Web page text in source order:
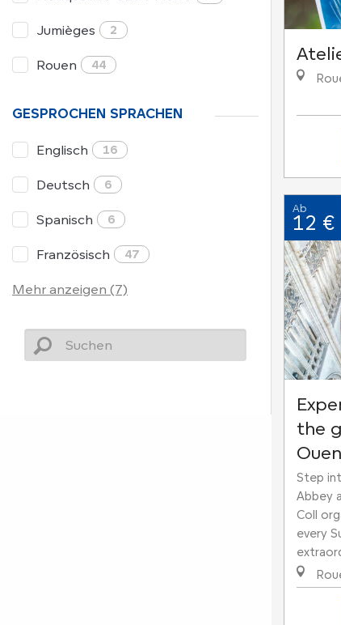
Jumièges 2
Rouen 44
GESPROCHEN SPRACHEN
Englisch 16
Deutsch 6
Spanisch 6
Französisch 47
Mehr anzeigen (7)
Ab
12 €
the
Step
Abbey
Coll
every